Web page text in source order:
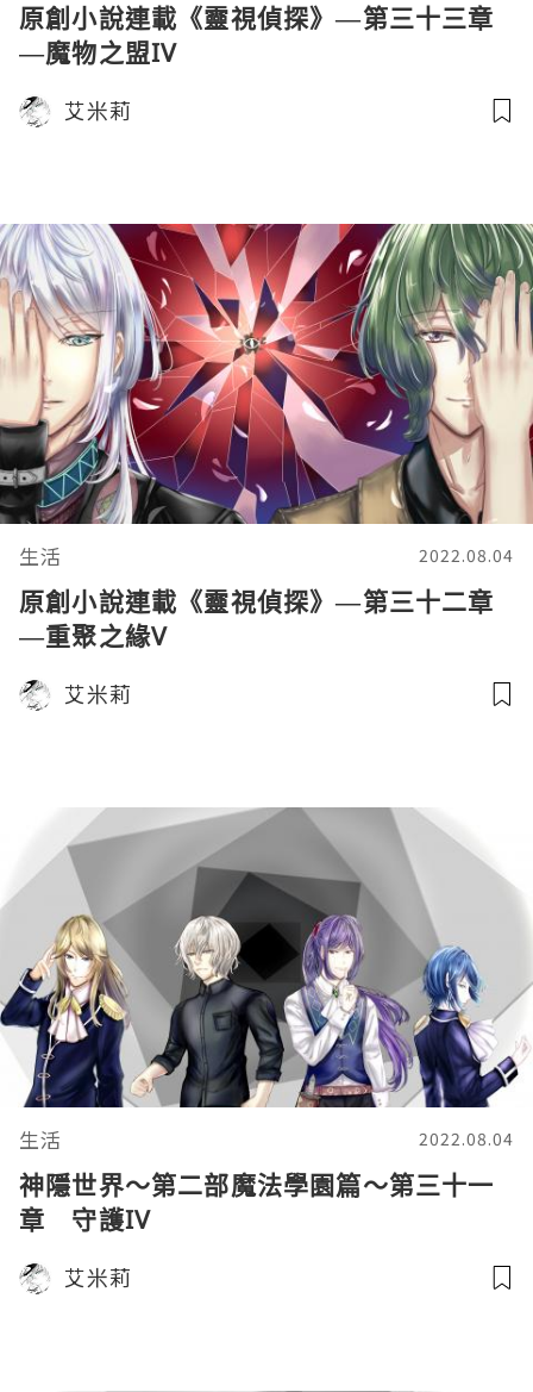
原創小說連載《靈視偵探》—第三十三章
—魔物之盟IV
艾米莉
生活 2022.08.04
原創小說連載《靈視偵探》—第三十二章
—重聚之緣V
艾米莉
生活 2022.08.04
神隱世界～第二部魔法學園篇～第三十一
章 守護IV
艾米莉